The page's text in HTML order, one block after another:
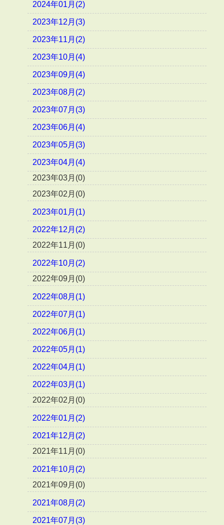
2024年01月(2)
2023年12月(3)
2023年11月(2)
2023年10月(4)
2023年09月(4)
2023年08月(2)
2023年07月(3)
2023年06月(4)
2023年05月(3)
2023年04月(4)
2023年03月(0)
2023年02月(0)
2023年01月(1)
2022年12月(2)
2022年11月(0)
2022年10月(2)
2022年09月(0)
2022年08月(1)
2022年07月(1)
2022年06月(1)
2022年05月(1)
2022年04月(1)
2022年03月(1)
2022年02月(0)
2022年01月(2)
2021年12月(2)
2021年11月(0)
2021年10月(2)
2021年09月(0)
2021年08月(2)
2021年07月(3)